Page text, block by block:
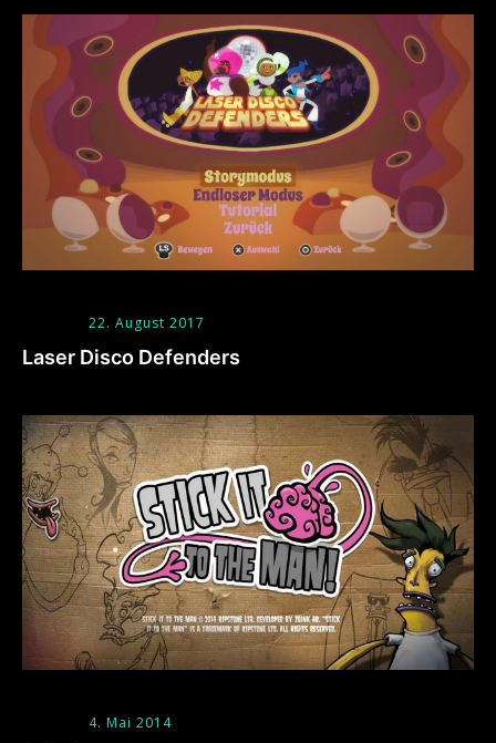
22. August 2017
Laser Disco Defenders
4. Mai 2014